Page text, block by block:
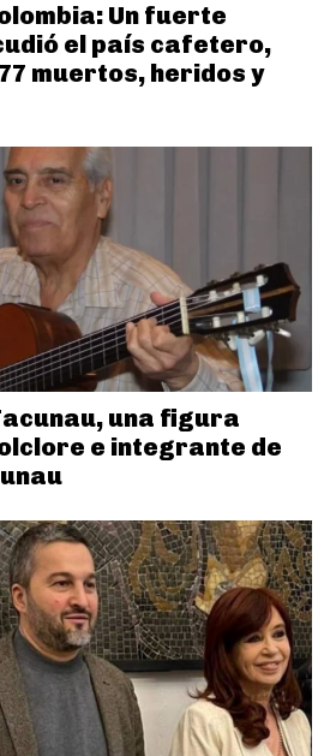
Un fuerte
el país cafetero,
muertos, heridos y
una figura
e integrante de